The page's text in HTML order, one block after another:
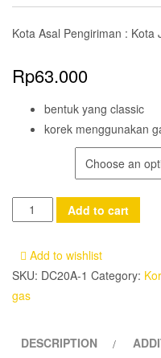
Kota Asal Pengiriman : Kota
Rp63.000
bentuk yang classic
korek menggunakan
Korek
Api
/
Simple
Add to cart
Add to wishlist
SKU: DC20A-1 Category:
gas
DESCRIPTION